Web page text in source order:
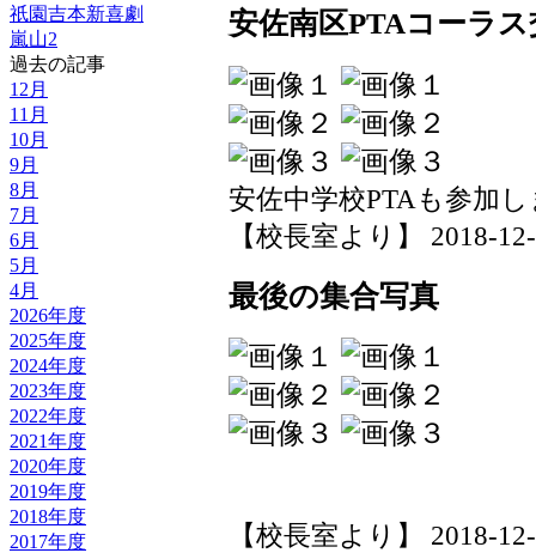
祇園吉本新喜劇
嵐山2
過去の記事
12月
11月
10月
9月
8月
7月
6月
5月
4月
2026年度
2025年度
2024年度
2023年度
2022年度
2021年度
2020年度
2019年度
2018年度
2017年度
安佐南区PTAコーラス
安佐中学校PTAも参加
【校長室より】 2018-
最後の集合写真
【校長室より】 2018-